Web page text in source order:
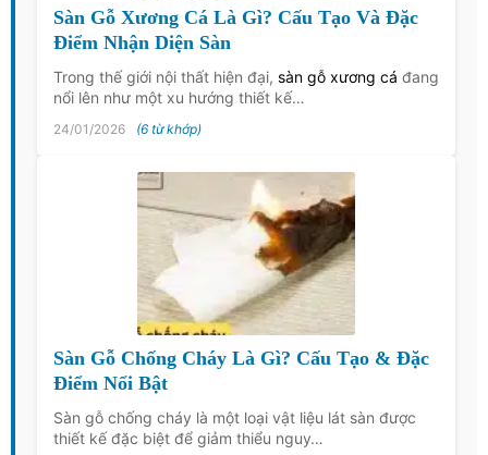
Sàn Gỗ Xương Cá Là Gì? Cấu Tạo Và Đặc
Điểm Nhận Diện Sàn
Trong thế giới nội thất hiện đại, sàn gỗ xương cá đang
nổi lên như một xu hướng thiết kế…
24/01/2026 (6 từ khớp)
Sàn Gỗ Chống Cháy Là Gì? Cấu Tạo & Đặc
Điểm Nổi Bật
Sàn gỗ chống cháy là một loại vật liệu lát sàn được
thiết kế đặc biệt để giảm thiểu nguy…